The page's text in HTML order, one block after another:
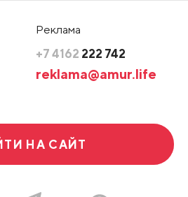
Реклама
+7 4162 222 742
reklama@amur.life
НА САЙТ